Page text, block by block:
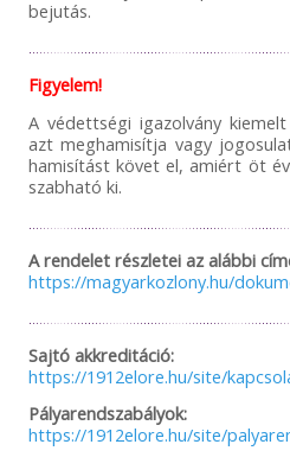
bejutás.
Figyelem!
A védettségi igazolvány
azt meghamisítja vagy
hamisítást követ el, amiért öt
szabható ki.
A rendelet részletei az alábbi
https://magyarkozlony.hu/
Sajtó akkreditáció:
https://1912elore.hu/site/
Pályarendszabályok:
https://1912elore.hu/site/